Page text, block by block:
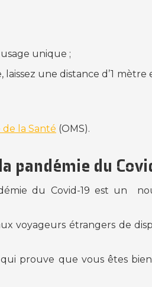
unique ;
une distance d’1
la Santé (OMS).
pandémie du
du Covid-19 est un
voyageurs étrangers de
prouve que vous êtes